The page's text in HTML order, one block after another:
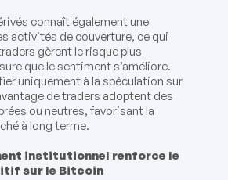
connaît également une
activités de couverture, ce qui
gèrent le risque plus
que le sentiment s’améliore.
uniquement à la spéculation sur
de traders adoptent des
ou neutres, favorisant la
à long terme.
institutionnel renforce le
sur le Bitcoin